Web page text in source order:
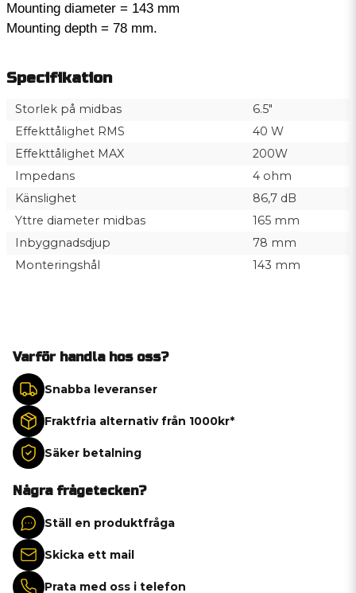
Mounting diameter = 143 mm
Mounting depth = 78 mm.
Specifikation
Storlek på midbas
6.5"
Effekttålighet RMS
40 W
Effekttålighet MAX
200W
Impedans
4 ohm
Känslighet
86,7 dB
Yttre diameter midbas
165 mm
Inbyggnadsdjup
78 mm
Monteringshål
143 mm
Varför handla hos oss?
Snabba leveranser
Fraktfria alternativ från 1000kr*
Säker betalning
Några frågetecken?
Ställ en produktfråga
Skicka ett mail
Prata med oss i telefon